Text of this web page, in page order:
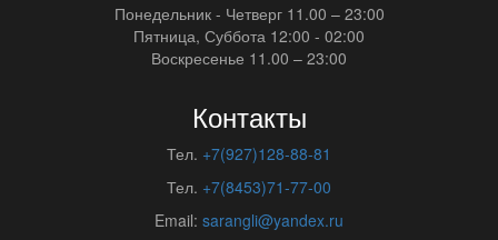
Понедельник - Четверг 11.00 – 23:00
Пятница, Суббота 12:00 - 02:00
Воскресенье 11.00 – 23:00
Контакты
Тел. +7(927)128-88-81
Тел. +7(8453)71-77-00
Email: sarangli@yandex.ru